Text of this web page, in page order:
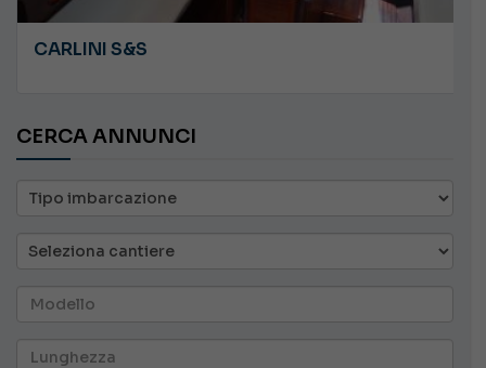
CARLINI S&S
CERCA ANNUNCI